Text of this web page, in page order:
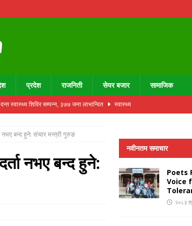
प्रदेश राजनिती सेयर बजार सामाजिक
स्वास्थ्य शिविर सम्पन्न, ३७७ जना लाभान्वित
स्वास्थ्य
थालाजुङमा डेन्टल क्याबिन उद्घाटन तथा निःशुल्क दन्त स्वास्थ्य शिविर
for Religious Tolerance and Humanity
स्थानीय तह विशेष
बन्द हुने: संचार मन्त्री गुरुङ
नभए बन्द हुने:
नवीनतम समाचार
Poets
Voice
२०८३